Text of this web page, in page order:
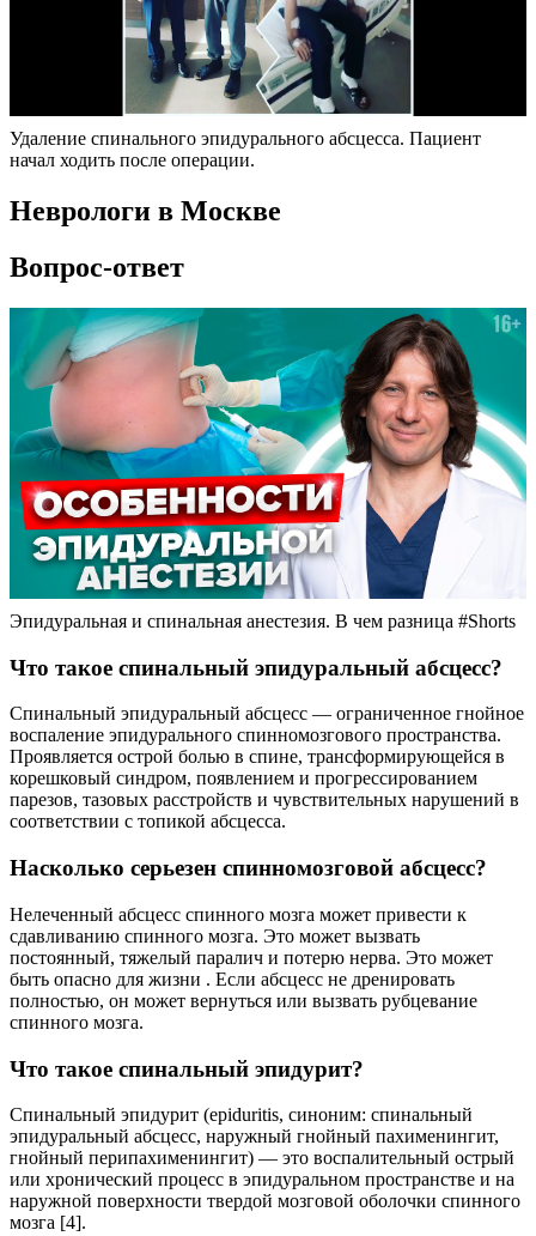
Удаление спинального эпидурального абсцесса. Пациент
начал ходить после операции.
Неврологи в Москве
Вопрос-ответ
Эпидуральная и спинальная анестезия. В чем разница #Shorts
Что такое спинальный эпидуральный абсцесс?
Спинальный эпидуральный абсцесс — ограниченное гнойное
воспаление эпидурального спинномозгового пространства.
Проявляется острой болью в спине, трансформирующейся в
корешковый синдром, появлением и прогрессированием
парезов, тазовых расстройств и чувствительных нарушений в
соответствии с топикой абсцесса.
Насколько серьезен спинномозговой абсцесс?
Нелеченный абсцесс спинного мозга может привести к
сдавливанию спинного мозга. Это может вызвать
постоянный, тяжелый паралич и потерю нерва. Это может
быть опасно для жизни . Если абсцесс не дренировать
полностью, он может вернуться или вызвать рубцевание
спинного мозга.
Что такое спинальный эпидурит?
Спинальный эпидурит (epiduritis, синоним: спинальный
эпидуральный абсцесс, наружный гнойный пахименингит,
гнойный перипахименингит) — это воспалительный острый
или хронический процесс в эпидуральном пространстве и на
наружной поверхности твердой мозговой оболочки спинного
мозга [4].